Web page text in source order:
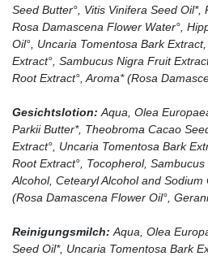
Seed Butter°, Vitis Vinifera Seed Oil*,
Rosa Damascena Flower Water°,
Oil°, Uncaria Tomentosa Bark
Extract°, Sambucus Nigra Fruit
Root Extract°, Aroma* (Rosa
Gesichtslotion: Aqua, Olea
Parkii Butter*, Theobroma Cacao
Extract°, Uncaria Tomentosa Bark
Root Extract°, Tocopherol,
Alcohol, Cetearyl Alcohol and
(Rosa Damascena Flower Oil°,
Reinigungsmilch: Aqua, Olea
Seed Oil*, Uncaria Tomentosa Bark